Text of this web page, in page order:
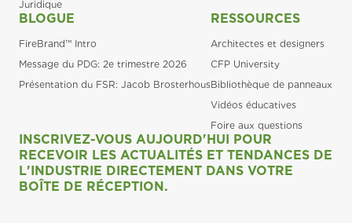
Juridique
BLOGUE
FireBrand™ Intro
Message du PDG: 2e trimestre 2026
Présentation du FSR: Jacob Brosterhous
RESSOURCES
Architectes et designers
CFP University
Bibliothèque de panneaux
Vidéos éducatives
Foire aux questions
INSCRIVEZ-VOUS AUJOURD'HUI POUR
RECEVOIR LES ACTUALITÉS ET TENDANCES DE
L'INDUSTRIE DIRECTEMENT DANS VOTRE
BOÎTE DE RÉCEPTION.